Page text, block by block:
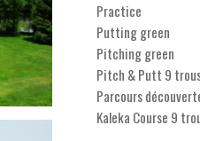
Practice
Putting green
Pitching green
Pitch & Putt 9
Parcours
Kaleka Course 9